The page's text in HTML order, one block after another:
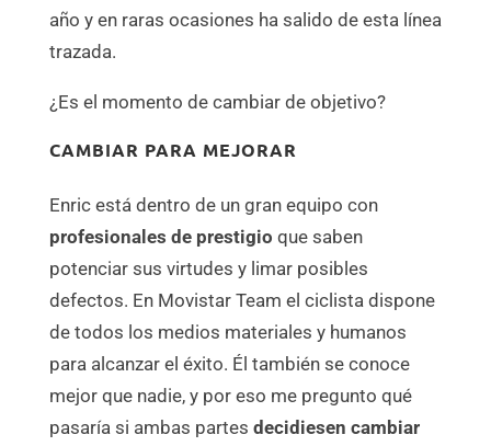
año y en raras ocasiones ha salido de esta línea
trazada.
¿Es el momento de cambiar de objetivo?
CAMBIAR PARA MEJORAR
Enric está dentro de un gran equipo con
profesionales de prestigio que saben
potenciar sus virtudes y limar posibles
defectos. En Movistar Team el ciclista dispone
de todos los medios materiales y humanos
para alcanzar el éxito. Él también se conoce
mejor que nadie, y por eso me pregunto qué
pasaría si ambas partes decidiesen cambiar